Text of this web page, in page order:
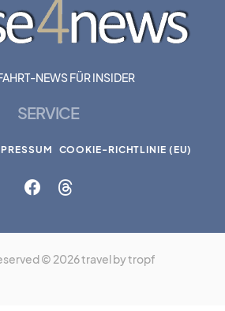
NEWS FÜR INSIDER
SERVICE
COOKIE-RICHTLINIE (EU)
© 2026 travel by tropf